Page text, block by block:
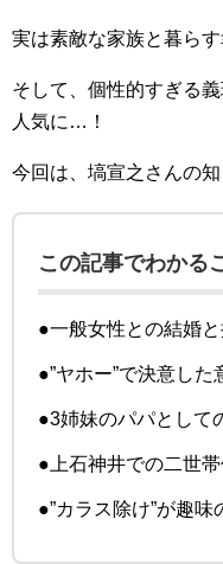
実は素敵な家族と暮ら
そして、個性的すぎる
人気に…！
今回は、塙宣之さんの
この記事でわかる
●一般女性との結婚
●”ヤホー”で決意し
●3姉妹のパパとして
●上石神井での二世
●”カラス除け”が趣